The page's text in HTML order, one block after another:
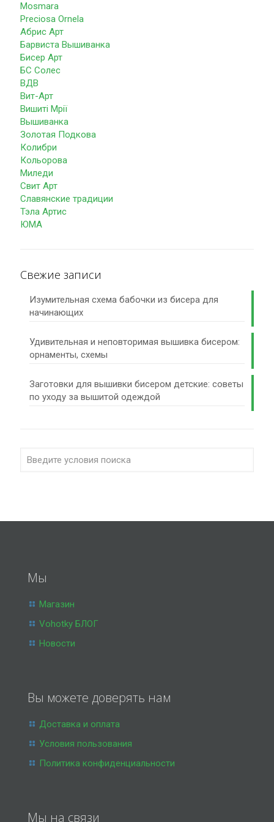
Mosmara
Preciosa Ornela
Абрис Арт
Барвиста Вышиванка
Бисер Арт
БС Солес
ВДВ
Вит-Арт
Вишиті Мрії
Вышиванка
Золотая Подкова
Колибри
Кольорова
Миледи
Свит Арт
Славянские традиции
Тэла Артис
ЮМА
Свежие записи
Изумительная схема бабочки из бисера для
начинающих
Удивительная и неповторимая вышивка бисером:
орнаменты, схемы
Заготовки для вышивки бисером детские: советы
по уходу за вышитой одеждой
Мы
Магазин
Vohotky БЛОГ
Новости
Вы можете доверять нам
Доставка и оплата
Условия пользования
Политика конфиденциальности
Мы на связи